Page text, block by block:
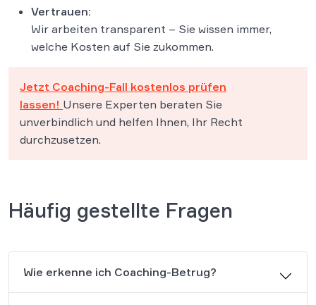
Vertrauen:
Wir arbeiten transparent – Sie wissen immer,
welche Kosten auf Sie zukommen.
Jetzt Coaching-Fall kostenlos prüfen
lassen! Unsere Experten beraten Sie
unverbindlich und helfen Ihnen, Ihr Recht
durchzusetzen.
Häufig gestellte Fragen
Wie erkenne ich Coaching-Betrug?